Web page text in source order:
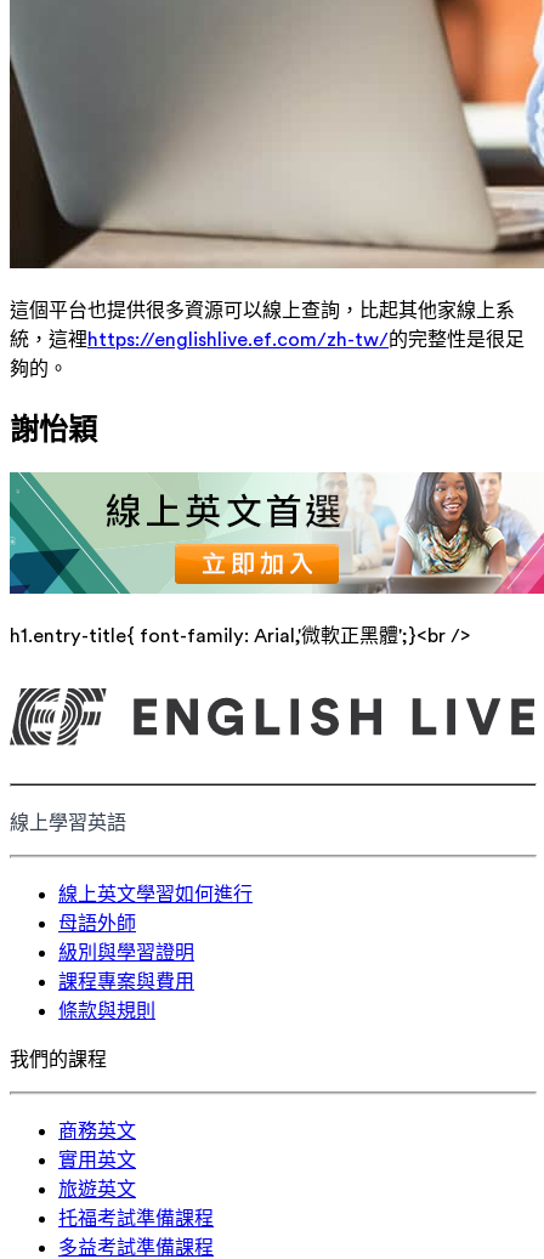
這個平台也提供很多資源可以線上查詢，比起其他家線上系
統，這裡https://englishlive.ef.com/zh-tw/的完整性是很足
夠的。
謝怡穎
h1.entry-title{ font-family: Arial,'微軟正黑體';}<br />
線上學習英語
線上英文學習如何進行
母語外師
級別與學習證明
課程專案與費用
條款與規則
我們的課程
商務英文
實用英文
旅遊英文
托福考試準備課程
多益考試準備課程